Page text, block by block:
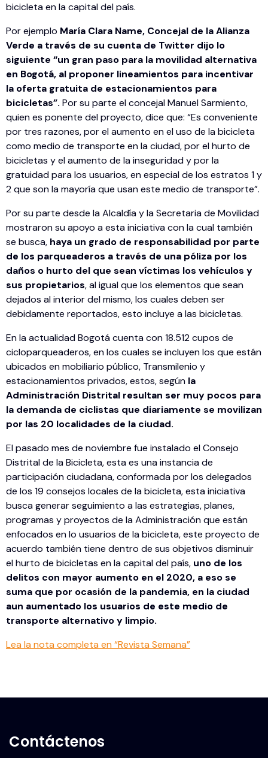
bicicleta en la capital del país.
Por ejemplo María Clara Name, Concejal de la Alianza
Verde a través de su cuenta de Twitter dijo lo
siguiente “un gran paso para la movilidad alternativa
en Bogotá, al proponer lineamientos para incentivar
la oferta gratuita de estacionamientos para
bicicletas”. Por su parte el concejal Manuel Sarmiento,
quien es ponente del proyecto, dice que: “Es conveniente
por tres razones, por el aumento en el uso de la bicicleta
como medio de transporte en la ciudad, por el hurto de
bicicletas y el aumento de la inseguridad y por la
gratuidad para los usuarios, en especial de los estratos 1 y
2 que son la mayoría que usan este medio de transporte”.
Por su parte desde la Alcaldía y la Secretaria de Movilidad
mostraron su apoyo a esta iniciativa con la cual también
se busca, haya un grado de responsabilidad por parte
de los parqueaderos a través de una póliza por los
daños o hurto del que sean víctimas los vehículos y
sus propietarios, al igual que los elementos que sean
dejados al interior del mismo, los cuales deben ser
debidamente reportados, esto incluye a las bicicletas.
En la actualidad Bogotá cuenta con 18.512 cupos de
cicloparqueaderos, en los cuales se incluyen los que están
ubicados en mobiliario público, Transmilenio y
estacionamientos privados, estos, según la
Administración Distrital resultan ser muy pocos para
la demanda de ciclistas que diariamente se movilizan
por las 20 localidades de la ciudad.
El pasado mes de noviembre fue instalado el Consejo
Distrital de la Bicicleta, esta es una instancia de
participación ciudadana, conformada por los delegados
de los 19 consejos locales de la bicicleta, esta iniciativa
busca generar seguimiento a las estrategias, planes,
programas y proyectos de la Administración que están
enfocados en lo usuarios de la bicicleta, este proyecto de
acuerdo también tiene dentro de sus objetivos disminuir
el hurto de bicicletas en la capital del país, uno de los
delitos con mayor aumento en el 2020, a eso se
suma que por ocasión de la pandemia, en la ciudad
aun aumentado los usuarios de este medio de
transporte alternativo y limpio.
Lea la nota completa en “Revista Semana”
Contáctenos